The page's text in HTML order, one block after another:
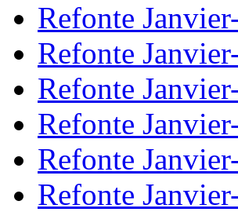
Refonte
Refonte
Refonte
Refonte
Refonte
Refonte